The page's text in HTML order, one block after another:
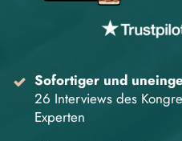
Sofortiger und
26 Interviews des
Experten